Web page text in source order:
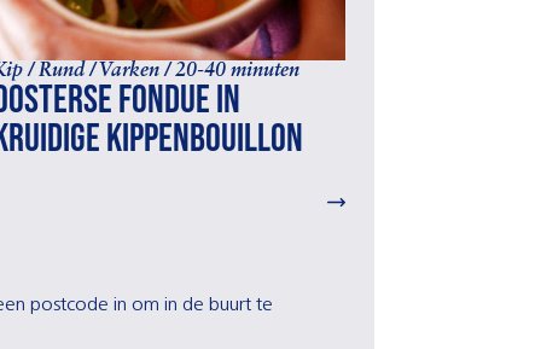
/ Rund / Varken / 20-40 minuten
fondue in
kippenbouillon
postcode in om in de buurt te